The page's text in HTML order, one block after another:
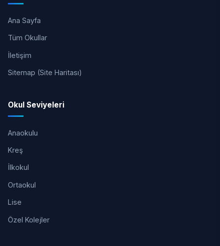
Ana Sayfa
Tüm Okullar
İletişim
Sitemap (Site Haritası)
Okul Seviyeleri
Anaokulu
Kreş
İlkokul
Ortaokul
Lise
Özel Kolejler